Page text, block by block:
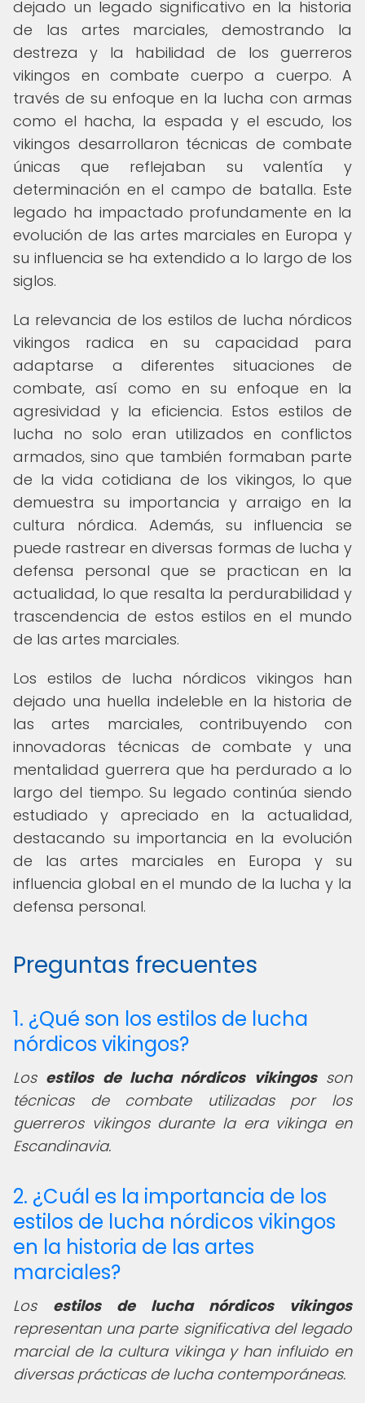
dejado un legado significativo en la historia
de las artes marciales, demostrando la
destreza y la habilidad de los guerreros
vikingos en combate cuerpo a cuerpo. A
través de su enfoque en la lucha con armas
como el hacha, la espada y el escudo, los
vikingos desarrollaron técnicas de combate
únicas que reflejaban su valentía y
determinación en el campo de batalla. Este
legado ha impactado profundamente en la
evolución de las artes marciales en Europa y
su influencia se ha extendido a lo largo de los
siglos.
La relevancia de los estilos de lucha nórdicos
vikingos radica en su capacidad para
adaptarse a diferentes situaciones de
combate, así como en su enfoque en la
agresividad y la eficiencia. Estos estilos de
lucha no solo eran utilizados en conflictos
armados, sino que también formaban parte
de la vida cotidiana de los vikingos, lo que
demuestra su importancia y arraigo en la
cultura nórdica. Además, su influencia se
puede rastrear en diversas formas de lucha y
defensa personal que se practican en la
actualidad, lo que resalta la perdurabilidad y
trascendencia de estos estilos en el mundo
de las artes marciales.
Los estilos de lucha nórdicos vikingos han
dejado una huella indeleble en la historia de
las artes marciales, contribuyendo con
innovadoras técnicas de combate y una
mentalidad guerrera que ha perdurado a lo
largo del tiempo. Su legado continúa siendo
estudiado y apreciado en la actualidad,
destacando su importancia en la evolución
de las artes marciales en Europa y su
influencia global en el mundo de la lucha y la
defensa personal.
Preguntas frecuentes
1. ¿Qué son los estilos de lucha
nórdicos vikingos?
Los estilos de lucha nórdicos vikingosson
técnicas de combate utilizadas por los
guerreros vikingos durante la era vikinga en
Escandinavia.
2. ¿Cuál es la importancia de los
estilos de lucha nórdicos vikingos
en la historia de las artes
marciales?
Los estilos de lucha nórdicos vikingos
representan una parte significativa del legado
marcial de la cultura vikinga y han influido en
diversas prácticas de lucha contemporáneas.